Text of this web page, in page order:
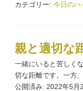
カテゴリー: 今日のハ
親と適切な
一緒にいると苦しく
切な距離です。一方
公開済み: 2022年5月